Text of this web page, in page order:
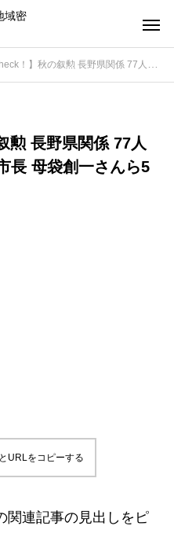
叙勲 長野県関係 77人 上田市内の方は元上田市長 母袋創一さんら5人 受章…2022/11/03
勲 長野県関係 77人
長 母袋創一さんら5
URLをコピーする
関連記事の見出しをピ